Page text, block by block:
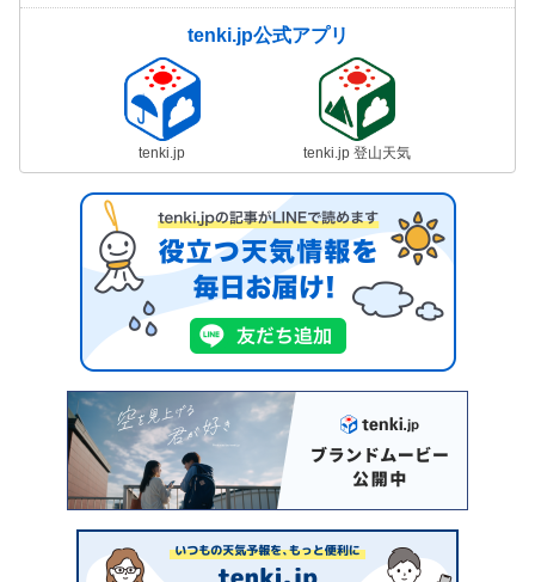
tenki.jp公式アプリ
tenki.jp tenki.jp 登山天気